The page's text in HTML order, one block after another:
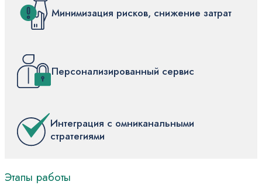
Минимизация рисков, снижение затрат
Персонализированный сервис
Интеграция с омниканальными
стратегиями
Этапы работы